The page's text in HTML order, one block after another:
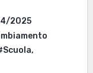
2025
,